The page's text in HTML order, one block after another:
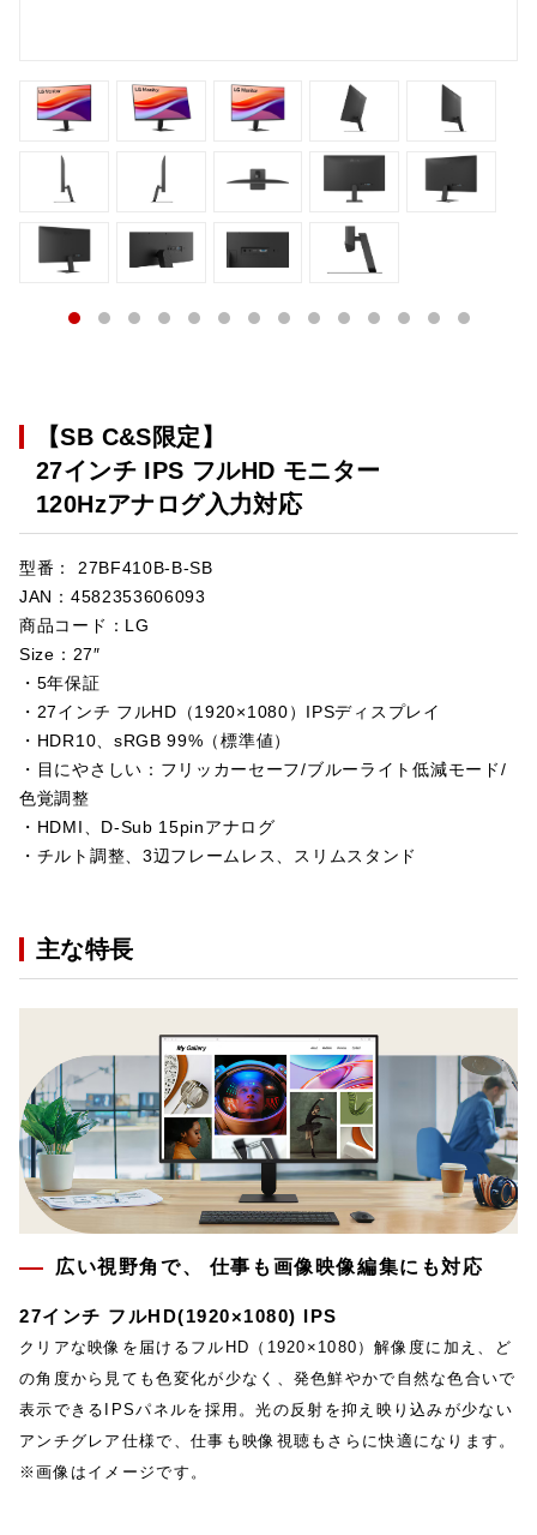
【SB C&S限定】
27インチ IPS フルHD モニター
120Hzアナログ入力対応
型番： 27BF410B-B-SB
JAN：4582353606093
商品コード：LG
Size：27″
・5年保証
・27インチ フルHD（1920×1080）IPSディスプレイ
・HDR10、sRGB 99%（標準値）
・目にやさしい：フリッカーセーフ/ブルーライト低減モード/
色覚調整
・HDMI、D-Sub 15pinアナログ
・チルト調整、3辺フレームレス、スリムスタンド
主な特長
広い視野角で、 仕事も画像映像編集にも対応
27インチ フルHD(1920×1080) IPS
クリアな映像を届けるフルHD（1920×1080）解像度に加え、ど
の角度から見ても色変化が少なく、発色鮮やかで自然な色合いで
表示できるIPSパネルを採用。光の反射を抑え映り込みが少ない
アンチグレア仕様で、仕事も映像視聴もさらに快適になります。
※画像はイメージです。